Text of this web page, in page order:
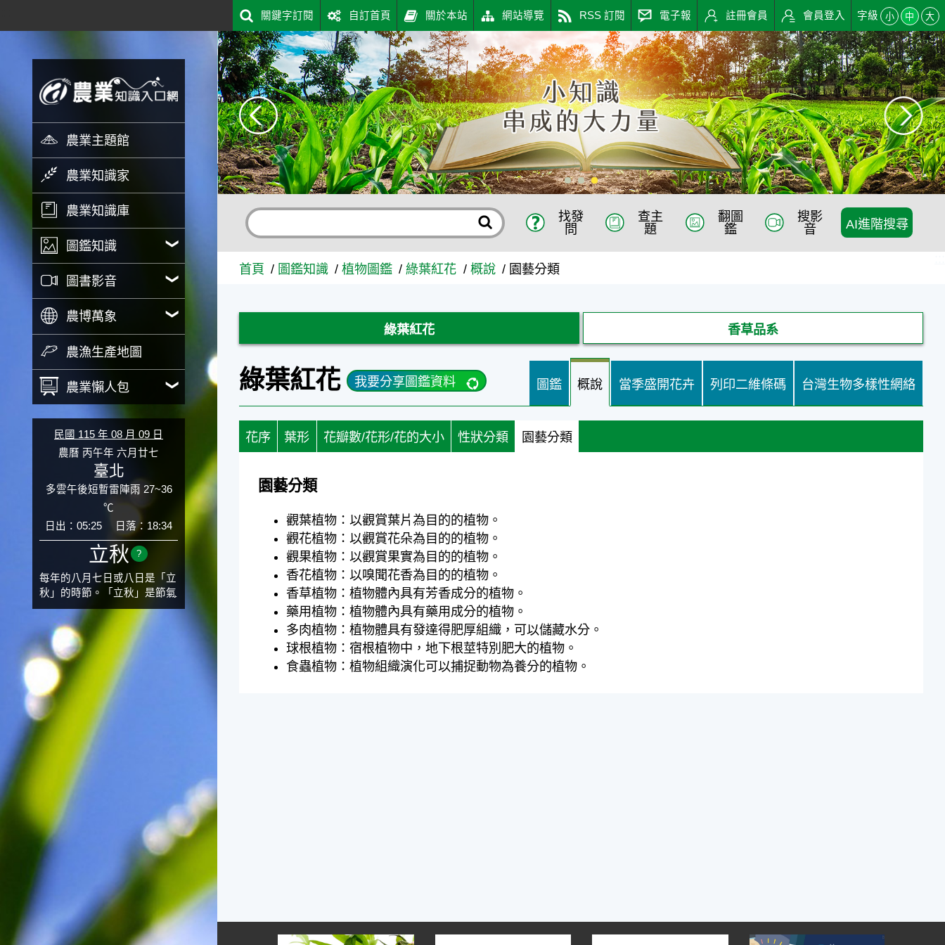
園藝分類 - 農業知識入口網
農業主題館
農業知識家
農業知識庫
圖鑑知識
圖書影音
農博萬象
農漁生產地圖
農業懶人包
民國 115 年 08 月 09 日
農曆 丙午年 六月廿七
臺北
多雲午後短暫雷陣雨 27~36
℃
日出：05:25
日落：18:34
立秋 ?
每年的八月七日或八日是「立
秋」的時節。「立秋」是節氣
邁入秋涼的先聲，表示酷熱難
熬的夏天即將過去，涼爽舒適
的秋天就要來了。不過，由於
台灣屬於亞熱帶氣候，所以此
時的實際氣候和節氣名稱會不
太一致，天氣依然十分炎熱，
大概要再經過兩個月後，才能
感受到明顯的季節改變。◎節
氣小農夫我國以農立國，在大
暑過後，秋天的開始是以「立
秋」節氣為準。農夫們一定要
趕在立秋前後完成插秧工作，
否則再晚的話，就會影響稻作
的生長。因為二期稻作最怕的
是遇上低溫期，稻子會長不
好，所以選對時機插秧播種是
很重要的。◎節氣小漁夫在這
個時節，台灣周圍海域的水溫
仍然偏高，所以此時的漁獲還
是多屬於暖水魚，例如東部的
海域可以捕獲到鮮美的立翅旗
魚，在高雄外海有小串、烏
賊，澎湖附近則有鰆、蝦可以
關鍵字訂閱 自訂首頁 關於本站 網站導覽 RSS 訂閱 電子報 註冊會員 會員登入 字級 小 中 大
找發
問
查主
題
翻圖
鑑
搜影
音
AI進階搜尋
首頁 圖鑑知識 植物圖鑑 綠葉紅花 概說 園藝分類
綠葉紅花 香草品系
綠葉紅花 我要分享圖鑑資料 圖鑑 概說 當季盛開花卉 列印二維條碼 台灣生物多樣性網絡
花序 葉形 花瓣數/花形/花的大小 性狀分類 園藝分類
園藝分類
觀葉植物：以觀賞葉片為目的的植物。
觀花植物：以觀賞花朵為目的的植物。
觀果植物：以觀賞果實為目的的植物。
香花植物：以嗅聞花香為目的的植物。
香草植物：植物體內具有芳香成分的植物。
藥用植物：植物體內具有藥用成分的植物。
多肉植物：植物體具有發達得肥厚組織，可以儲藏水分。
球根植物：宿根植物中，地下根莖特別肥大的植物。
食蟲植物：植物組織演化可以捕捉動物為養分的植物。